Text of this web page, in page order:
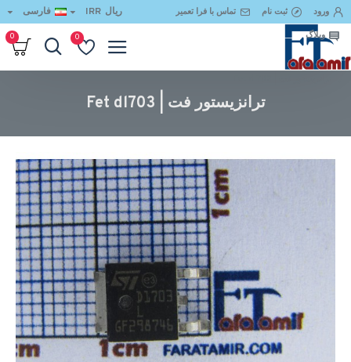
ورود ثبت نام تماس با فرا تعمیر
وبلاگ
ریال IRR فارسی
0
0
ترانزیستور فت | Fet dl703